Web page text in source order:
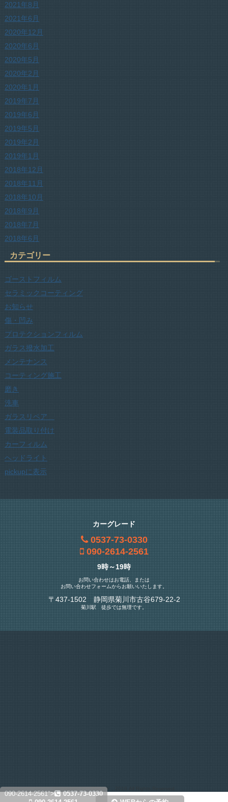
2021年8月
2021年6月
2020年12月
2020年6月
2020年5月
2020年2月
2020年1月
2019年7月
2019年6月
2019年5月
2019年2月
2019年1月
2018年12月
2018年11月
2018年10月
2018年9月
2018年7月
2018年6月
カテゴリー
ゴーストフィルム
セラミックコーティング
お知らせ
傷・凹み
プロテクションフィルム
ガラス撥水加工
メンテナンス
コーティング施工
磨き
洗車
ガラスリペア
電装品取り付け
カーフィルム
ヘッドライト
pickupに表示
カーグレード
0537-73-0330
090-2614-2561
9時～19時
お問い合わせはお電話、または
お問い合わせフォームからお願いいたします。
〒437-1502 静岡県菊川市古谷679-22-2
菊川駅 徒歩では無理です。
Copyright© カーグレード , 2016 All Rights Reserved.
090-2614-2561">
0537-73-0330